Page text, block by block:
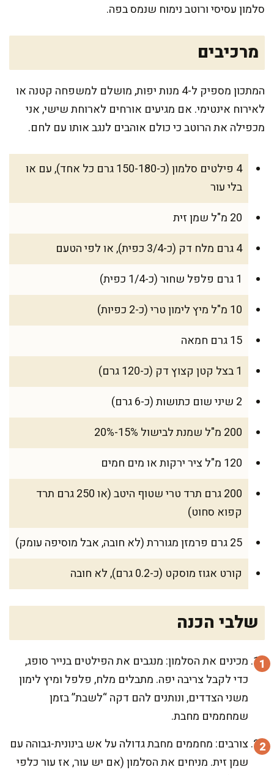
סלמון עסיסי ורוטב נימוח שנמס בפה.
מרכיבים
המתכון מספיק ל-4 מנות יפות, מושלם למשפחה קטנה או
לאירוח אינטימי. אם מגיעים אורחים לארוחת שישי, אני
מכפילה את הרוטב כי כולם אוהבים לנגב אותו עם לחם.
4 פילטים סלמון (כ-150-180 גרם כל אחד), עם או
בלי עור
20 מ"ל שמן זית
4 גרם מלח דק (כ-3/4 כפית), או לפי הטעם
1 גרם פלפל שחור (כ-1/4 כפית)
10 מ"ל מיץ לימון טרי (כ-2 כפיות)
15 גרם חמאה
1 בצל קטן קצוץ דק (כ-120 גרם)
2 שיני שום כתושות (כ-6 גרם)
200 מ"ל שמנת לבישול 15%-20%
120 מ"ל ציר ירקות או מים חמים
200 גרם תרד טרי שטוף היטב (או 250 גרם תרד
קפוא סחוט)
25 גרם פרמזן מגוררת (לא חובה, אבל מוסיפה עומק)
קורט אגוז מוסקט (כ-0.2 גרם), לא חובה
שלבי הכנה
מכינים את הסלמון: מנגבים את הפילטים בנייר סופג,
כדי לקבל צריבה יפה. מתבלים מלח, פלפל ומיץ לימון
משני הצדדים, ונותנים להם דקה “לשבת” בזמן
שמחממים מחבת.
צורבים: מחממים מחבת גדולה על אש בינונית-גבוהה עם
שמן זית. מניחים את הסלמון (אם יש עור, אז עור כלפי